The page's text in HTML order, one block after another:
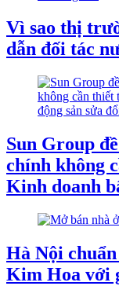
Vì sao thị
dẫn đối tác
Sun Group
chính không
Kinh doanh
Hà Nội
Kim Hoa với